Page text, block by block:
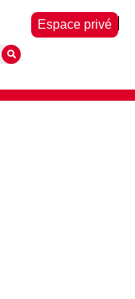
Espace privé